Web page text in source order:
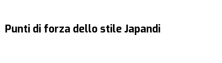
Punti di forza dello stile Japandi